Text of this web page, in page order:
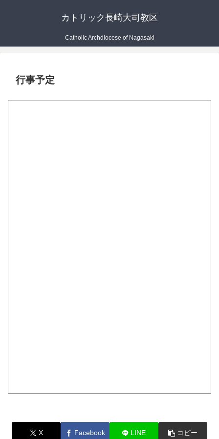
カトリック長崎大司教区
Catholic Archdiocese of Nagasaki
行事予定
X Facebook LINE コピー